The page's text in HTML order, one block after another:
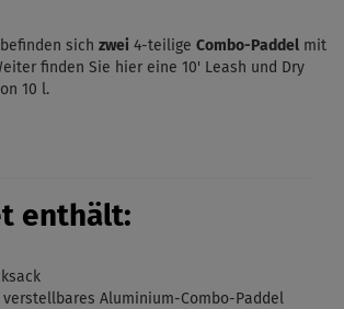
sich zwei 4-teilige Combo-Paddel mit
finden Sie hier eine 10' Leash und Dry
10 l.
enthält:
Aluminium-Combo-Paddel